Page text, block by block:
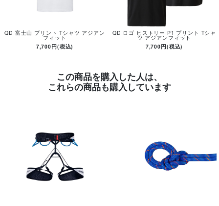
QD 富士山 プリント Tシャツ アジアン
フィット
7,700円(税込)
QD ロゴ ヒストリー P1 プリント Tシャ
ツ アジアンフィット
7,700円(税込)
この商品を購入した人は、
これらの商品も購入しています